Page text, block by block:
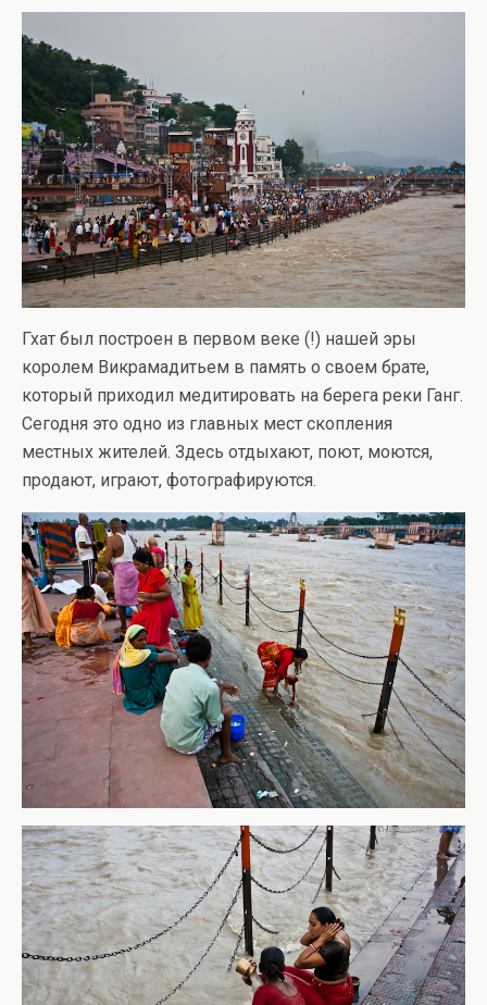
Гхат был построен в первом веке (!) нашей эры
королем Викрамадитьем в память о своем брате,
который приходил медитировать на берега реки Ганг.
Сегодня это одно из главных мест скопления
местных жителей. Здесь отдыхают, поют, моются,
продают, играют, фотографируются.